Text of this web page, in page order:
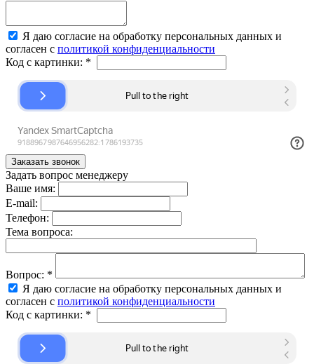
Я даю согласие на обработку персональных данных и
согласен с политикой конфиденциальности
Код с картинки: *
Задать вопрос менеджеру
Ваше имя:
E-mail:
Телефон:
Тема вопроса:
Вопрос: *
Я даю согласие на обработку персональных данных и
согласен с политикой конфиденциальности
Код с картинки: *